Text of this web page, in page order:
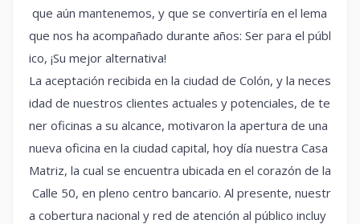
que aún mantenemos, y que se convertiría en el lema
que nos ha acompañado durante años: Ser para el públ
ico, ¡Su mejor alternativa!
La aceptación recibida en la ciudad de Colón, y la neces
idad de nuestros clientes actuales y potenciales, de te
ner oficinas a su alcance, motivaron la apertura de una
nueva oficina en la ciudad capital, hoy día nuestra Casa
Matriz, la cual se encuentra ubicada en el corazón de la
Calle 50, en pleno centro bancario. Al presente, nuestr
a cobertura nacional y red de atención al público incluy